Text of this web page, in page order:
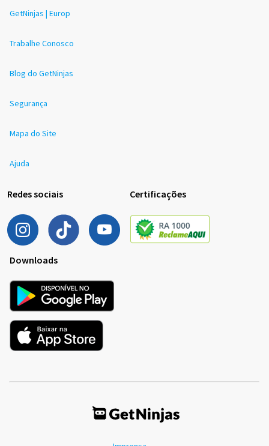
GetNinjas | Europ
Trabalhe Conosco
Blog do GetNinjas
Segurança
Mapa do Site
Ajuda
Redes sociais Certificações
Downloads